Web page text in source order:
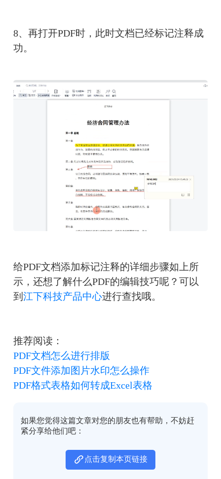
8、再打开PDF时，此时文档已经标记注释成
功。
给PDF文档添加标记注释的详细步骤如上所
示，还想了解什么PDF的编辑技巧呢？可以
到 江下科技产品中心进行查找哦。
推荐阅读：
PDF文档怎么进行排版
PDF文件添加图片水印怎么操作
PDF格式表格如何转成Excel表格
如果您觉得这篇文章对您的朋友也有帮助，不妨赶
紧分享给他们吧：
点击复制本页链接